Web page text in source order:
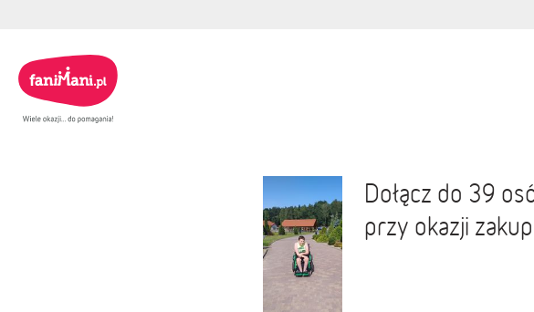
Dołącz do 39
przy okazji